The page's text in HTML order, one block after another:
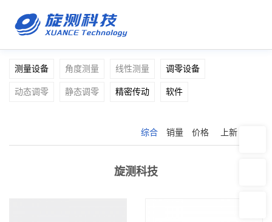
测量设备 角度测量 线性测量 调零设备
动态调零 静态调零 精密传动 软件
综合 销量 价格 上新
旋测科技